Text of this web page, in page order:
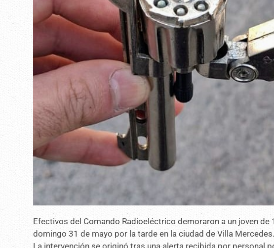
Efectivos del Comando Radioeléctrico demoraron a un joven
domingo 31 de mayo por la tarde en la ciudad de Villa Mercedes.